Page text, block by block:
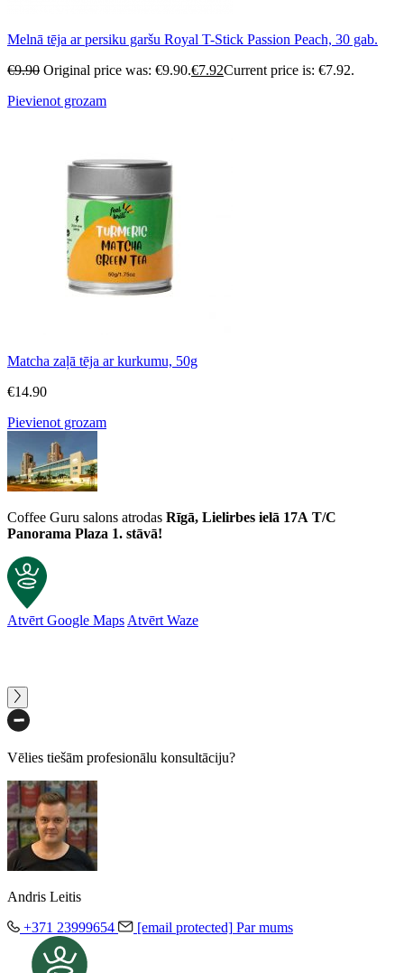
Melnā tēja ar persiku garšu Royal T-Stick Passion Peach, 30 gab.
€9.90 Original price was: €9.90.€7.92Current price is: €7.92.
Pievienot grozam
Matcha zaļā tēja ar kurkumu, 50g
€14.90
Pievienot grozam
Coffee Guru salons atrodas Rīgā, Lielirbes ielā 17A T/C
Panorama Plaza 1. stāvā!
Atvērt Google Maps Atvērt Waze
Vēlies tiešām profesionālu konsultāciju?
Andris Leitis
+371 23999654
[email protected] Par mums